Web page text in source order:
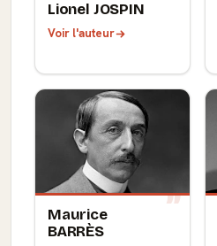
Lionel JOSPIN
Voir l'auteur
Maurice
BARRÈS